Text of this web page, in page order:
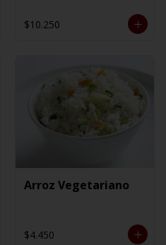
$10.250
Arroz Vegetariano
$4.450